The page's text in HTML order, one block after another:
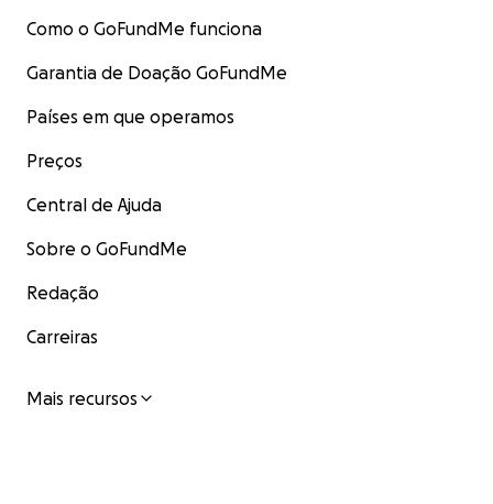
Como o GoFundMe funciona
Garantia de Doação GoFundMe
Países em que operamos
Preços
Central de Ajuda
Sobre o GoFundMe
Redação
Carreiras
Mais recursos